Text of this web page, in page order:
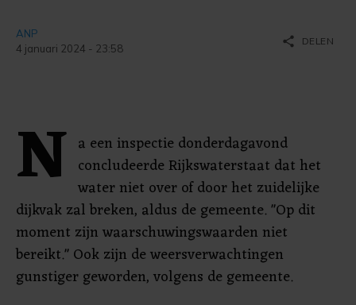
ANP
4 januari 2024 - 23:58
share DELEN
N a een inspectie donderdagavond
concludeerde Rijkswaterstaat dat het
water niet over of door het zuidelijke
dijkvak zal breken, aldus de gemeente. "Op dit
moment zijn waarschuwingswaarden niet
bereikt." Ook zijn de weersverwachtingen
gunstiger geworden, volgens de gemeente.